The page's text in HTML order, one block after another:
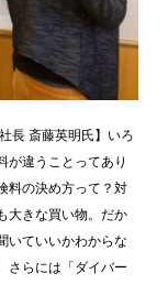
長 斎藤英明氏】いろ
が違うことってあり
料の決め方って？対
大きな買い物。だか
いていいかわからな
さらには「ダイバー